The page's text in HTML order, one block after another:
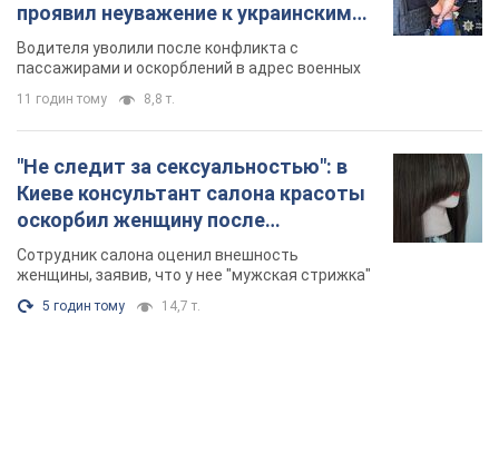
проявил неуважение к украинским
военным и поплатился за это.
Видео
Водителя уволили после конфликта с
пассажирами и оскорблений в адрес военных
11 годин тому 8,8 т.
"Не следит за сексуальностью": в
Киеве консультант салона красоты
оскорбил женщину после
химиотерапии, разгорелся скандал.
Фото
Сотрудник салона оценил внешность
женщины, заявив, что у нее "мужская стрижка"
5 годин тому 14,7 т.